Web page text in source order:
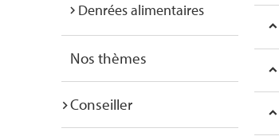
Denrées alimentaires
Nos thèmes
Conseiller